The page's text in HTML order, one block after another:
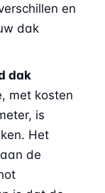
en
dak
dak
met kosten
is
Het
de